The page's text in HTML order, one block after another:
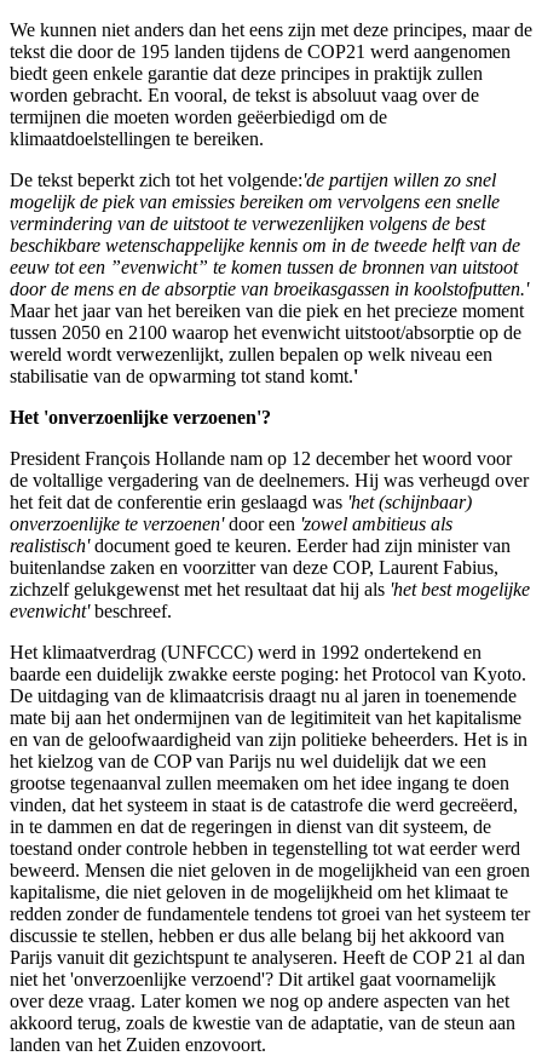
We kunnen niet anders dan het eens zijn met deze principes, maar de
tekst die door de 195 landen tijdens de COP21 werd aangenomen
biedt geen enkele garantie dat deze principes in praktijk zullen
worden gebracht. En vooral, de tekst is absoluut vaag over de
termijnen die moeten worden geëerbiedigd om de
klimaatdoelstellingen te bereiken.
De tekst beperkt zich tot het volgende:'de partijen willen zo snel
mogelijk de piek van emissies bereiken om vervolgens een snelle
vermindering van de uitstoot te verwezenlijken volgens de best
beschikbare wetenschappelijke kennis om in de tweede helft van de
eeuw tot een ”evenwicht” te komen tussen de bronnen van uitstoot
door de mens en de absorptie van broeikasgassen in koolstofputten.'
Maar het jaar van het bereiken van die piek en het precieze moment
tussen 2050 en 2100 waarop het evenwicht uitstoot/absorptie op de
wereld wordt verwezenlijkt, zullen bepalen op welk niveau een
stabilisatie van de opwarming tot stand komt.'
Het 'onverzoenlijke verzoenen'?
President François Hollande nam op 12 december het woord voor
de voltallige vergadering van de deelnemers. Hij was verheugd over
het feit dat de conferentie erin geslaagd was 'het (schijnbaar)
onverzoenlijke te verzoenen'door een 'zowel ambitieus als
realistisch'document goed te keuren. Eerder had zijn minister van
buitenlandse zaken en voorzitter van deze COP, Laurent Fabius,
zichzelf gelukgewenst met het resultaat dat hij als 'het best mogelijke
evenwicht'beschreef.
Het klimaatverdrag (UNFCCC) werd in 1992 ondertekend en
baarde een duidelijk zwakke eerste poging: het Protocol van Kyoto.
De uitdaging van de klimaatcrisis draagt nu al jaren in toenemende
mate bij aan het ondermijnen van de legitimiteit van het kapitalisme
en van de geloofwaardigheid van zijn politieke beheerders. Het is in
het kielzog van de COP van Parijs nu wel duidelijk dat we een
grootse tegenaanval zullen meemaken om het idee ingang te doen
vinden, dat het systeem in staat is de catastrofe die werd gecreëerd,
in te dammen en dat de regeringen in dienst van dit systeem, de
toestand onder controle hebben in tegenstelling tot wat eerder werd
beweerd. Mensen die niet geloven in de mogelijkheid van een groen
kapitalisme, die niet geloven in de mogelijkheid om het klimaat te
redden zonder de fundamentele tendens tot groei van het systeem ter
discussie te stellen, hebben er dus alle belang bij het akkoord van
Parijs vanuit dit gezichtspunt te analyseren. Heeft de COP 21 al dan
niet het 'onverzoenlijke verzoend'? Dit artikel gaat voornamelijk
over deze vraag. Later komen we nog op andere aspecten van het
akkoord terug, zoals de kwestie van de adaptatie, van de steun aan
landen van het Zuiden enzovoort.